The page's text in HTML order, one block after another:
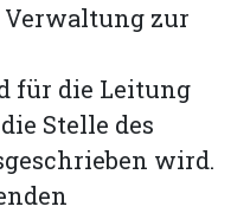
zur
für die Leitung
Stelle des
wird.